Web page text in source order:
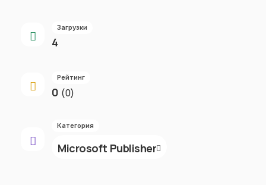
Загрузки
4
Рейтинг
0 (0)
Категория
Microsoft Publisher